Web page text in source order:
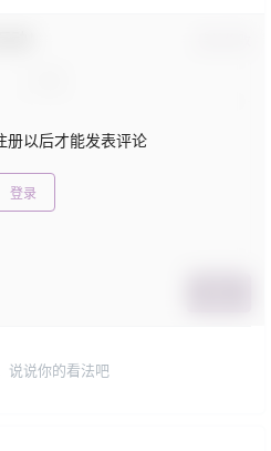
册以后才能发表评论
登录
说说你的看法吧